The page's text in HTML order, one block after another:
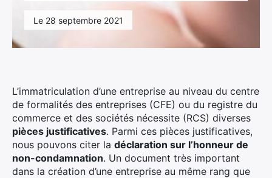
Le 28 septembre 2021
L’immatriculation d’une entreprise au niveau du centre
de formalités des entreprises (CFE) ou du registre du
commerce et des sociétés nécessite (RCS) diverses
pièces justificatives. Parmi ces pièces justificatives,
nous pouvons citer la déclaration sur l’honneur de
non-condamnation. Un document très important
dans la création d’une entreprise au même rang que